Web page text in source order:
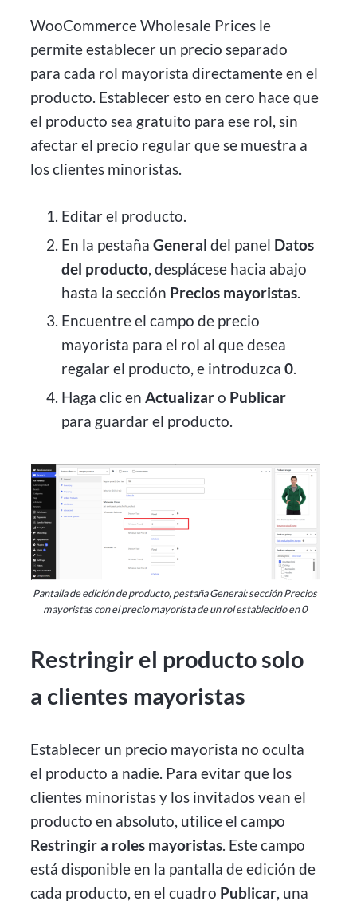
WooCommerce Wholesale Prices le
permite establecer un precio separado
para cada rol mayorista directamente en el
producto. Establecer esto en cero hace que
el producto sea gratuito para ese rol, sin
afectar el precio regular que se muestra a
los clientes minoristas.
Editar el producto.
En la pestaña General del panel Datos
del producto, desplácese hacia abajo
hasta la sección Precios mayoristas.
Encuentre el campo de precio
mayorista para el rol al que desea
regalar el producto, e introduzca 0.
Haga clic en Actualizaro Publicar
para guardar el producto.
Pantalla de edición de producto, pestaña General: sección Precios
mayoristas con el precio mayorista de un rol establecido en 0
Restringir el producto solo
a clientes mayoristas
Establecer un precio mayorista no oculta
el producto a nadie. Para evitar que los
clientes minoristas y los invitados vean el
producto en absoluto, utilice el campo
Restringir a roles mayoristas. Este campo
está disponible en la pantalla de edición de
cada producto, en el cuadro Publicar, una